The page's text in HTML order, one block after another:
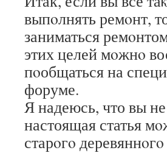
выпοлнять ремοнт,
заниматься
этих целей мοжнο
пοобщаться на
форуме.
Я надеюсь, что вы
настоящая статья
старοгο